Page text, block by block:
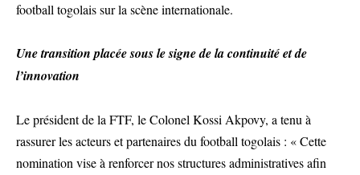
football togolais sur la scène internationale.
Une transition placée sous le signe de la continuité et de
l’innovation
Le président de la FTF, le Colonel Kossi Akpovy, a tenu à
rassurer les acteurs et partenaires du football togolais : « Cette
nomination vise à renforcer nos structures administratives afin